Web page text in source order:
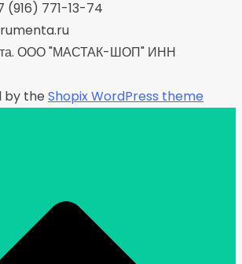
(916) 771-13-74
ООО "МАСТАК-ШОП" ИНН
by the Shopix WordPress theme